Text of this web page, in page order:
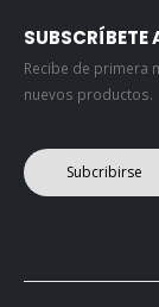
SUBSCRÍBETE
Recibe de primera
nuevos productos.
Subcribirse